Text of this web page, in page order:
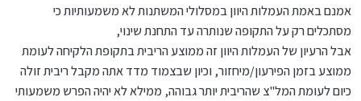
אמנם באמת העמלות היוון במסלולי המשתנות לא משמעותיות כי
מסתכלים רק על התקופה שנותרה עד התחנת שינוי,
אבל הרעיון של העמלות היוון זה ממוצע הריבית בתקופת הלקיחה לעומת
ממוצע בזמן הפירעון/מיחזור, וכיון שבצמוד מדד אתה מקבל ריבית זולה
כיום לעומת המל"צ שהריבית יותר גבוהה, ממילא לא יהיה הפרש משמעותי